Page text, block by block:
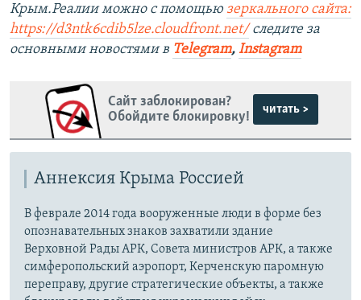
Крым.Реалии можно с помощью зеркального сайта:
https://d3ntk6cdib5lze.cloudfront.net/следите за
основными новостями в Telegram, Instagram
Сайт заблокирован?
Обойдите блокировку!
читать >
Аннексия Крыма Россией
В феврале 2014 года вооруженные люди в форме без
опознавательных знаков захватили здание
Верховной Рады АРК, Совета министров АРК, а также
симферопольский аэропорт, Керченскую паромную
переправу, другие стратегические объекты, а также